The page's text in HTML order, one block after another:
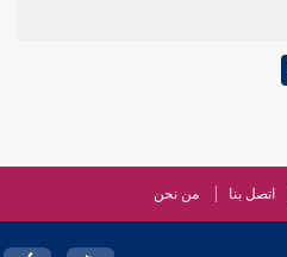
اتصل بنا من نحن